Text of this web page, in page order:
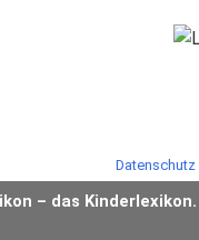
– das
Datenschutz